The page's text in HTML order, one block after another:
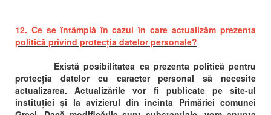
12. Ce se întâmplă în cazul în care actualizăm prezenta
politică privind protecția datelor personale?
Există posibilitatea ca prezenta politică pentru
protecția datelor cu caracter personal să necesite
actualizarea. Actualizările vor fi publicate pe site-ul
instituției și la avizierul din incinta Primăriei comunei